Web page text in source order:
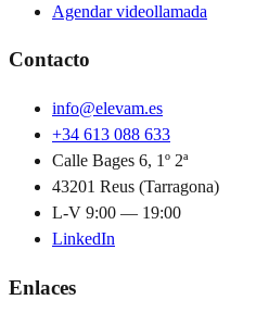
Agendar videollamada
Contacto
info@elevam.es
+34 613 088 633
Calle Bages 6, 1º 2ª
43201 Reus (Tarragona)
L-V 9:00 — 19:00
LinkedIn
Enlaces